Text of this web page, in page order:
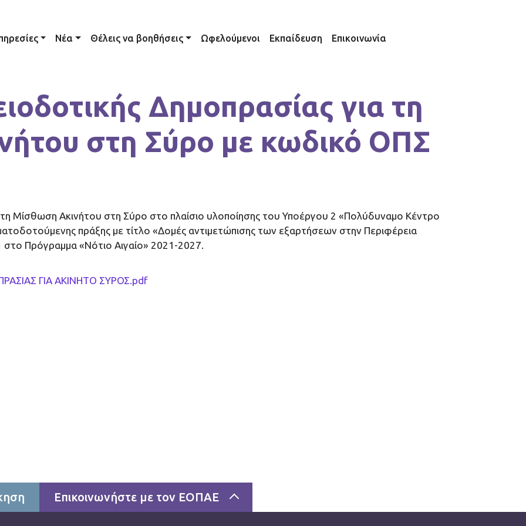
Νέα Θέλεις να βοηθήσεις Ωφελούμενοι Εκπαίδευση Επικοινωνία
Δημοπρασίας για τη
στη Σύρο με κωδικό ΟΠΣ
τη Μίσθωση Ακινήτου στη Σύρο στο πλαίσιο υλοποίησης του Υποέργου 2 «Πολύδυναμο Κέντρο
πράξης με τίτλο «Δομές αντιμετώπισης των εξαρτήσεων στην Περιφέρεια
Πρόγραμμα «Νότιο Αιγαίο» 2021-2027.
ΓΙΑ ΑΚΙΝΗΤΟ ΣΥΡΟΣ.pdf
Επικοινωνήστε με τον ΕΟΠΑΕ